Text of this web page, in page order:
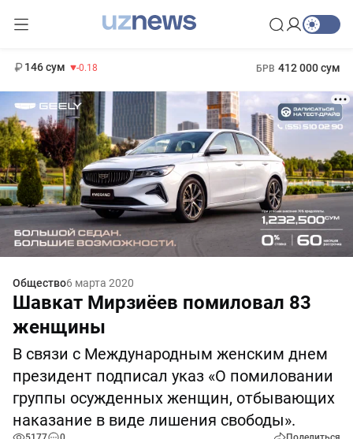
146 сум -0.18 БРВ 412 000 сум
Общество6 марта 2020
Шавкат Мирзиёев помиловал 83
женщины
В связи с Международным женским днем
президент подписал указ «О помиловании
группы осужденных женщин, отбывающих
наказание в виде лишения свободы».